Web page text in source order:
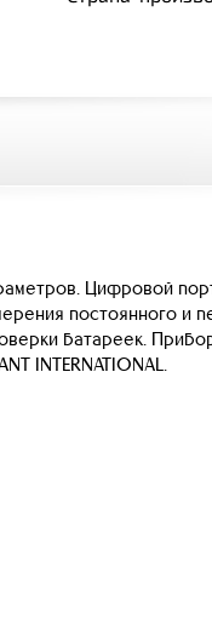
Цифровой
постоянного и
батареек.
INTERNATIONAL.